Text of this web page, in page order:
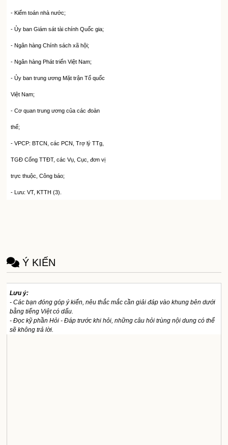
- Kiểm toán nhà nước;
- Ủy ban Giám sát tài chính Quốc gia;
- Ngân hàng Chính sách xã hội;
- Ngân hàng Phát triển Việt Nam;
- Ủy ban trung ương Mặt trận Tổ quốc
Việt Nam;
- Cơ quan trung ương của các đoàn
thể;
- VPCP: BTCN, các PCN, Trợ lý TTg,
TGĐ Cổng TTĐT, các Vụ, Cục, đơn vị
trực thuộc, Công báo;
- Lưu: VT, KTTH (3).
Ý KIẾN
Lưu ý:
- Các bạn đóng góp ý kiến, nêu thắc mắc cần giải đáp vào khung bên dưới
bằng tiếng Việt có dấu.
- Đọc kỹ phần Hỏi - Đáp trước khi hỏi, những câu hỏi trùng nội dung có thể
sẽ không trả lời.